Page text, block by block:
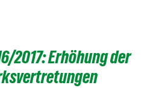
2017: Erhöhung der